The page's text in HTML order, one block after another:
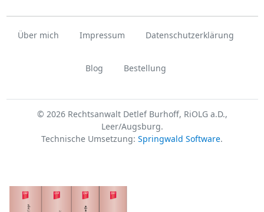
Über mich Impressum Datenschutzerklärung
Blog Bestellung
© 2026 Rechtsanwalt Detlef Burhoff, RiOLG a.D.,
Leer/Augsburg.
Technische Umsetzung: Springwald Software.